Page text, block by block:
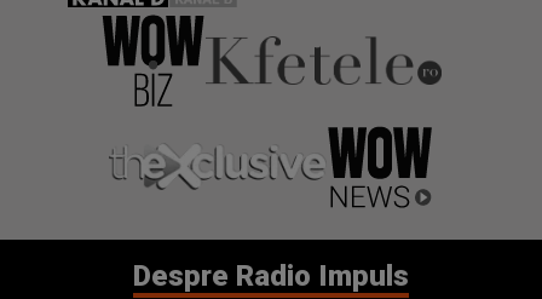
Despre Radio Impuls